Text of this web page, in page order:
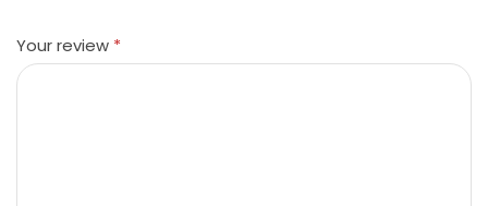
Your review *